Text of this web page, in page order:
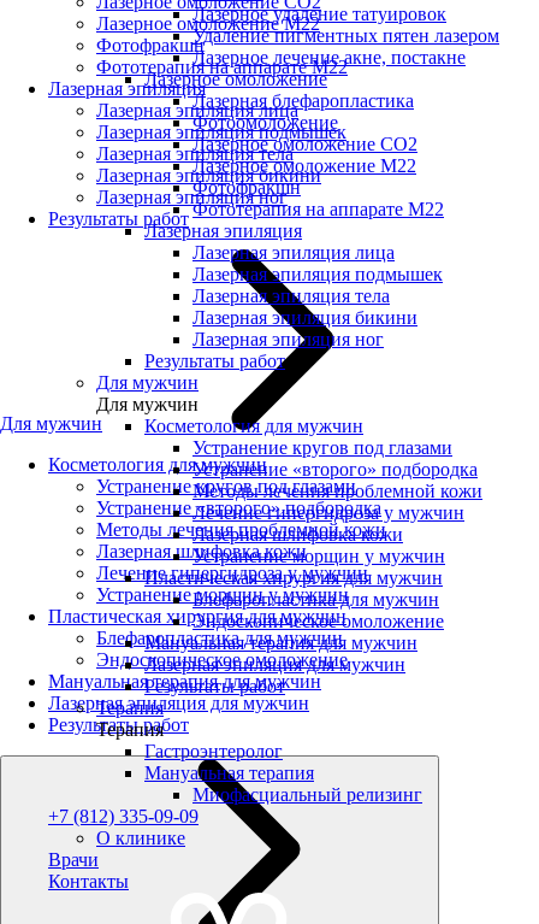
Лазерное омоложение M22
Фотофракшн
Фототерапия на аппарате М22
Лазерная эпиляция
Лазерная эпиляция лица
Лазерная эпиляция подмышек
Лазерная эпиляция тела
Лазерная эпиляция бикини
Лазерная эпиляция ног
Результаты работ
Для мужчин
Косметология для мужчин
Устранение кругов под глазами
Устранение «второго» подбородка
Методы лечения проблемной кожи
Лазерная шлифовка кожи
Лечение гипергидроза у мужчин
Устранение морщин у мужчин
Пластическая хирургия для мужчин
Блефаропластика для мужчин
Эндоскопическое омоложение
Мануальная терапия для мужчин
Лазерная эпиляция для мужчин
Результаты работ
Лазерное удаление татуировок
Удаление пигментных пятен лазером
Лазерное лечение акне, постакне
Лазерное омоложение
Лазерная блефаропластика
Фотоомоложение
Лазерное омоложение CO2
Лазерное омоложение M22
Фотофракшн
Фототерапия на аппарате М22
Лазерная эпиляция
Лазерная эпиляция лица
Лазерная эпиляция подмышек
Лазерная эпиляция тела
Лазерная эпиляция бикини
Лазерная эпиляция ног
Результаты работ
Для мужчин
Для мужчин
Косметология для мужчин
Устранение кругов под глазами
Устранение «второго» подбородка
Методы лечения проблемной кожи
Лечение гипергидроза у мужчин
Лазерная шлифовка кожи
Устранение морщин у мужчин
Пластическая хирургия для мужчин
Блефаропластика для мужчин
Эндоскопическое омоложение
Мануальная терапия для мужчин
Лазерная эпиляция для мужчин
Результаты работ
Терапия
Терапия
Гастроэнтеролог
Мануальная терапия
Миофасциальный релизинг
+7 (812) 335-09-09
О клинике
Врачи
Контакты